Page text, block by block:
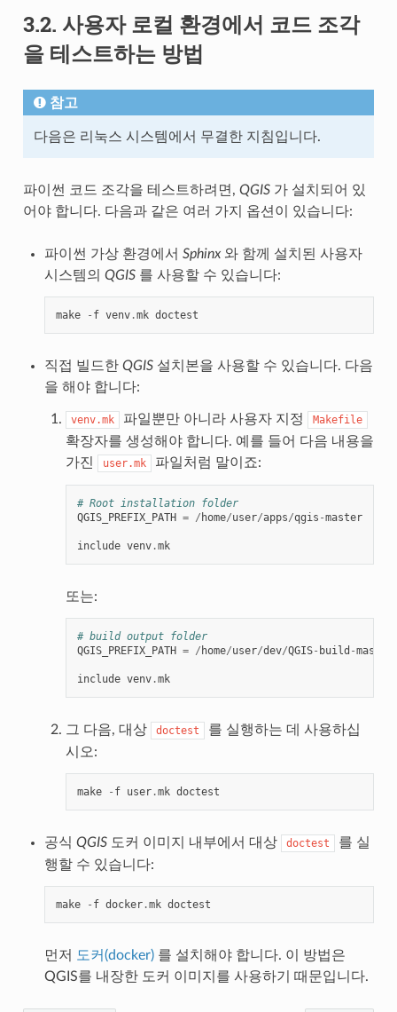
3.2. 사용자 로컬 환경에서 코드 조각
을 테스트하는 방법
참고
다음은 리눅스 시스템에서 무결한 지침입니다.
파이썬 코드 조각을 테스트하려면, QGIS가 설치되어 있
어야 합니다. 다음과 같은 여러 가지 옵션이 있습니다:
파이썬 가상 환경에서 Sphinx와 함께 설치된 사용자
시스템의 QGIS를 사용할 수 있습니다:
make - f venv.mk doctest
직접 빌드한 QGIS설치본을 사용할 수 있습니다. 다음
을 해야 합니다:
venv.mk 파일뿐만 아니라 사용자 지정 Makefile
확장자를 생성해야 합니다. 예를 들어 다음 내용을
가진
user.mk 파일처럼 말이죠:
# Root installation folder
QGIS_PREFIX_PATH = / home/user/apps/qgis -master
include venv.mk
또는:
# build output folder
QGIS_PREFIX_PATH = / home/user/dev/QGIS- build -master
include venv.mk
그 다음, 대상 doctest
를 실행하는 데 사용하십
시오:
make - f user.mk doctest
공식 QGIS도커 이미지 내부에서 대상 doctest
를 실
행할 수 있습니다:
make - f docker.mk doctest
먼저 도커(docker)를 설치해야 합니다. 이 방법은
QGIS를 내장한 도커 이미지를 사용하기 때문입니다.